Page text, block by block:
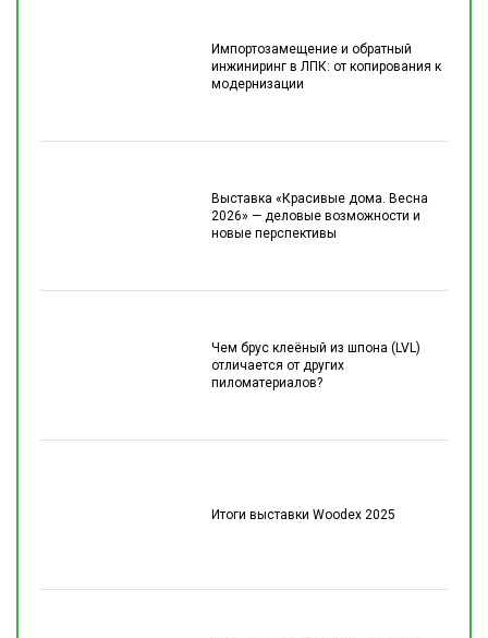
Импортозамещение и обратный
инжиниринг в ЛПК: от копирования к
модернизации
Выставка «Красивые дома. Весна
2026» — деловые возможности и
новые перспективы
Чем брус клеёный из шпона (LVL)
отличается от других
пиломатериалов?
Итоги выставки Woodex 2025